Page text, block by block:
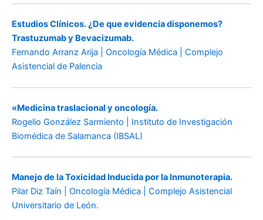
Estudios Clínicos. ¿De que evidencia disponemos?
Trastuzumab y Bevacizumab.
Fernando Arranz Arija | Oncología Médica | Complejo
Asistencial de Palencia
«Medicina traslacional y oncología.
Rogelio González Sarmiento | Instituto de Investigación
Biomédica de Salamanca (IBSAL)
Manejo de la Toxicidad Inducida por la Inmunoterapia.
Pilar Diz Taín | Oncología Médica | Complejo Asistencial
Universitario de León.